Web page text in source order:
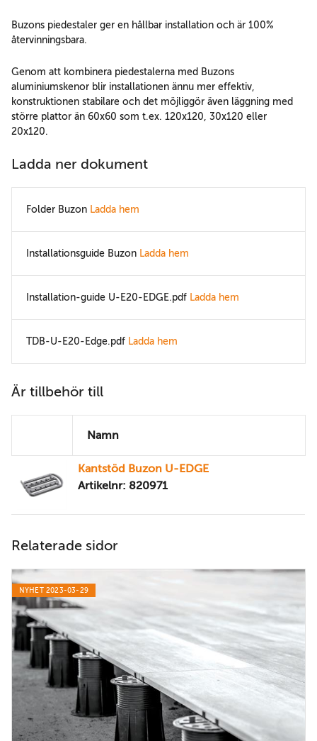
Buzons piedestaler ger en hållbar installation och är 100%
återvinningsbara.
Genom att kombinera piedestalerna med Buzons
aluminiumskenor blir installationen ännu mer effektiv,
konstruktionen stabilare och det möjliggör även läggning med
större plattor än 60x60 som t.ex. 120x120, 30x120 eller
20x120.
Ladda ner dokument
Folder Buzon Ladda hem
Installationsguide Buzon Ladda hem
Installation-guide U-E20-EDGE.pdf Ladda hem
TDB-U-E20-Edge.pdf Ladda hem
Är tillbehör till
Namn
Kantstöd Buzon U-EDGE
Artikelnr: 820971
Relaterade sidor
NYHET 2023-03-29